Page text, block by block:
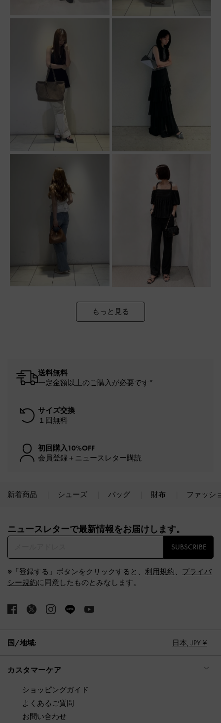
もっと見る
送料無料
一定金額以上のご購入が必要です*
サイズ交換
１回無料
初回購入10%OFF
会員登録＋ニュースレター購読
新着商品 シューズ バッグ 財布 ファッシ
ニュースレターで最新情報をお届けします。​
SUBSCRIBE
※「登録する」ボタンをクリックすると、 利用規約、 プライバ
シー規約に同意したものとみなします。
国/地域: 日本, JPY ¥
カスタマーケア
ショッピングガイド
よくあるご質問
お問い合わせ